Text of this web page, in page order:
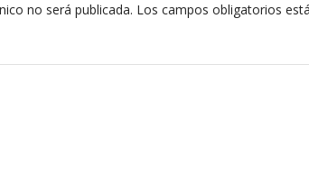
no será publicada. Los campos obligatorios